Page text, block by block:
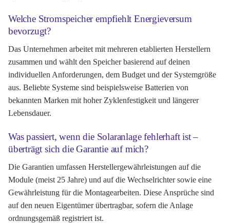
Welche Stromspeicher empfiehlt Energieversum
bevorzugt?
Das Unternehmen arbeitet mit mehreren etablierten Herstellern
zusammen und wählt den Speicher basierend auf deinen
individuellen Anforderungen, dem Budget und der Systemgröße
aus. Beliebte Systeme sind beispielsweise Batterien von
bekannten Marken mit hoher Zyklenfestigkeit und längerer
Lebensdauer.
Was passiert, wenn die Solaranlage fehlerhaft ist –
überträgt sich die Garantie auf mich?
Die Garantien umfassen Herstellergewährleistungen auf die
Module (meist 25 Jahre) und auf die Wechselrichter sowie eine
Gewährleistung für die Montagearbeiten. Diese Ansprüche sind
auf den neuen Eigentümer übertragbar, sofern die Anlage
ordnungsgemäß registriert ist.